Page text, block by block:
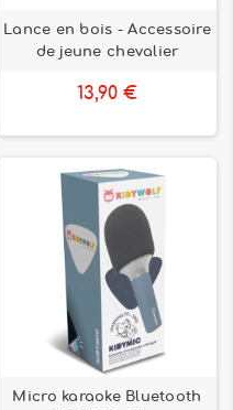
Lance en bois - Accessoire
de jeune chevalier
13,90 €
Micro karaoke Bluetooth